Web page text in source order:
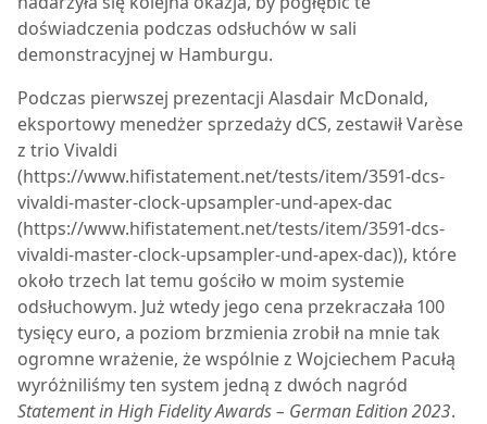
doświadczenia podczas odsłuchów w sali
demonstracyjnej w Hamburgu.
Podczas pierwszej prezentacji Alasdair McDonald,
eksportowy menedżer sprzedaży dCS, zestawił Varèse
z trio Vivaldi
(https://www.hifistatement.net/tests/item/3591-dcs-
vivaldi-master-clock-upsampler-und-apex-dac
(https://www.hifistatement.net/tests/item/3591-dcs-
vivaldi-master-clock-upsampler-und-apex-dac)), które
około trzech lat temu gościło w moim systemie
odsłuchowym. Już wtedy jego cena przekraczała 100
tysięcy euro, a poziom brzmienia zrobił na mnie tak
ogromne wrażenie, że wspólnie z Wojciechem Pacułą
wyróżniliśmy ten system jedną z dwóch nagród
Statement in High Fidelity Awards – German Edition 2023.